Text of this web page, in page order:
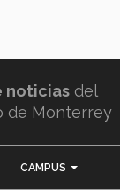
noticias del
de Monterrey
CAMPUS